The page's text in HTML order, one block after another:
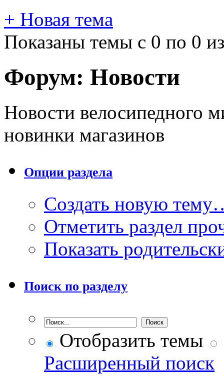
+ Новая тема
Показаны темы с 0 по 0
Форум: Новости
Новости велосипедного
новинки магазинов
Опции раздела
Создать новую
Отметить раздел
Показать
Поиск по разделу
Отобразить темы
Расширенный поиск